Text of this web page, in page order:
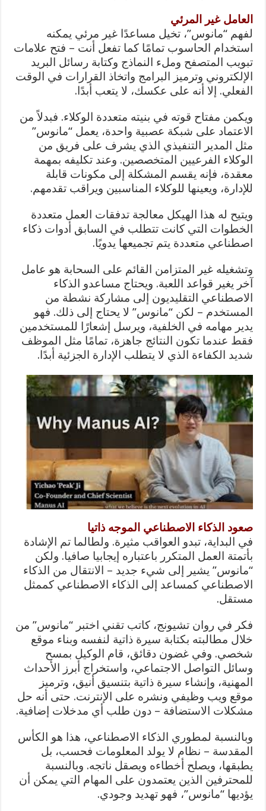
العامل غير المرئي
لفهم “مانوس”، تخيل مساعدًا غير مرئي يمكنه
استخدام الحاسوب تمامًا كما تفعل أنت – فتح علامات
تبويب المتصفح وملء النماذج وكتابة رسائل البريد
الإلكتروني وترميز البرامج واتخاذ القرارات في الوقت
الفعلي. إلا أنه على عكسك، لا يتعب أبدًا.
ويكمن مفتاح قوته في بنيته متعددة الوكلاء. فبدلاً من
الاعتماد على شبكة عصبية واحدة، يعمل “مانوس”
مثل المدير التنفيذي الذي يشرف على فريق من
الوكلاء الفرعيين المتخصصين. وعند تكليفه بمهمة
معقدة، فإنه يقسم المشكلة إلى مكونات قابلة
للإدارة، ويعينها للوكلاء المناسبين ويراقب تقدمهم.
ويتيح له هذا الهيكل معالجة تدفقات العمل متعددة
الخطوات التي كانت تتطلب في السابق أدوات ذكاء
اصطناعي متعددة يتم تجميعها يدويًا.
وتشغيله غير المتزامن القائم على السحابة هو عامل
آخر يغير قواعد اللعبة. ويحتاج مساعدو الذكاء
الاصطناعي التقليديون إلى مشاركة نشطة من
المستخدم – لكن “مانوس” لا يحتاج إلى ذلك. فهو
يدير مهامه في الخلفية، ويرسل إشعارًا للمستخدمين
فقط عندما تكون النتائج جاهزة، تمامًا مثل الموظف
شديد الكفاءة الذي لا يتطلب الإدارة الجزئية أبدًا.
صعود الذكاء الاصطناعي الموجه ذاتيا
في البداية، تبدو العواقب مثيرة. ولطالما تم الإشادة
بأتمتة العمل المتكرر باعتباره إيجابيا صافيا. ولكن
“مانوس” يشير إلى شيء جديد – الانتقال من الذكاء
الاصطناعي كمساعد إلى الذكاء الاصطناعي كممثل
مستقل.
فكر في روان تشيونج، كاتب تقني اختبر “مانوس” من
خلال مطالبته بكتابة سيرة ذاتية لنفسه وبناء موقع
شخصي. وفي غضون دقائق، قام الوكيل بمسح
وسائل التواصل الاجتماعي، واستخراج أبرز الأحداث
المهنية، وإنشاء سيرة ذاتية بتنسيق أنيق، وترميز
موقع ويب وظيفي ونشره على الإنترنت. حتى أنه حل
مشكلات الاستضافة – دون طلب أي مدخلات إضافية.
وبالنسبة لمطوري الذكاء الاصطناعي، هذا هو الكأس
المقدسة – نظام لا يولد المعلومات فحسب، بل
يطبقها، ويصلح أخطاءه ويصقل ناتجه. وبالنسبة
للمحترفين الذين يعتمدون على المهام التي يمكن أن
يؤديها “مانوس”، فهو تهديد وجودي.